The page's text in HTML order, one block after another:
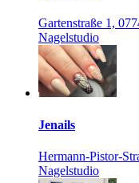
Gartenstraße 1,
Nagelstudio
Jenails
Hermann-Pistor-
Nagelstudio